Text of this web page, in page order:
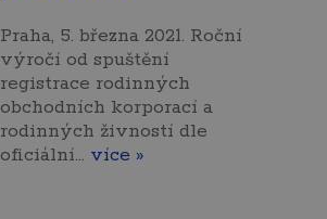
Praha, 5. března 2021. Roční
výročí od spuštění
registrace rodinných
obchodních korporací a
rodinných živností dle
oficiální… více »